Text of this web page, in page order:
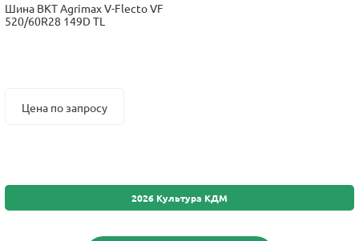
Шина BKT Agrimax V-Flecto VF
520/60R28 149D TL
Цена по запросу
2026 Культура КДМ